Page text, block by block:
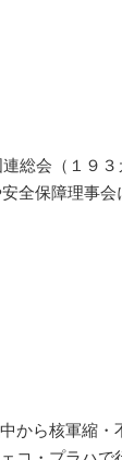
連総会（１９
全保障理事
中から核軍